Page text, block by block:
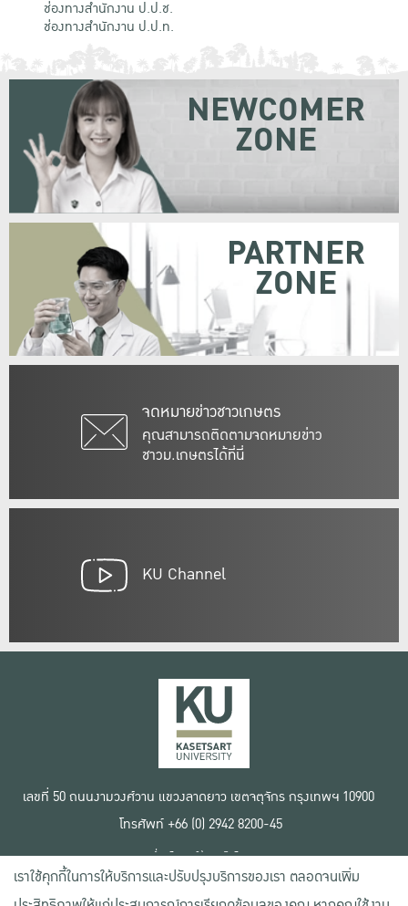
ช่องทางสำนักงาน ป.ป.ช.
ช่องทางสำนักงาน ป.ป.ท.
จดหมายข่าวชาวเกษตร
คุณสามารถติดตามจดหมายข่าว
ชาวม.เกษตรได้ที่นี่
NEWCOMER
ZONE
PARTNER
ZONE
KU Channel
เลขที่ 50 ถนนงามวงศ์วาน แขวงลาดยาว เขตจตุจักร กรุงเทพฯ 10900
โทรศัพท์ +66 (0) 2942 8200-45
เงื่อนไขการใช้งานเว็บไซต์
ข้อตกลงด้านสิทธิ์ใช้งาน
นโยบายความเป็นส่วนตัว
เราใช้คุกกี้ในการให้บริการและปรับปรุงบริการของเรา ตลอดจนเพิ่ม